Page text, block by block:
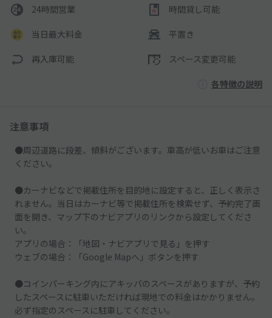
24時間営業 時間貸し可能
当日最大料金 平置き
再入庫可能 スペース変更可能
各特徴の説明
注意事項
●周辺道路に段差、傾斜がございます。車高が低いお車はご注意
ください。
●カーナビなどで掲載住所を目的地に設定すると、正しく表示さ
れません。当日はカーナビ等で掲載住所を検索せず、予約完了画
面を開き、マップ下のナビアプリのリンクから設定してくださ
い。
アプリの場合：「地図・ナビアプリで見る」を押す
ウェブの場合：「Google Mapへ」ボタンを押す
●コインパーキング内にアキッパのスペースがありますが、予約
したスペースに駐車いただければ現地での料金はかかりません。
必ず指定のスペースに駐車してください。